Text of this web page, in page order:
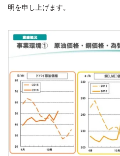
明を申し上げます。